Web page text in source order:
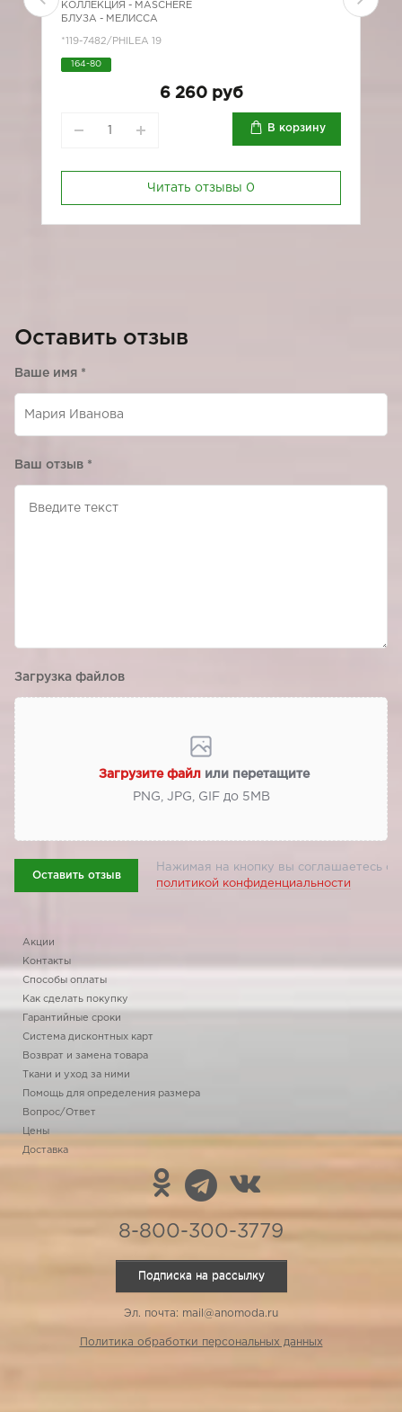
КОЛЛЕКЦИЯ - MASCHERE
БЛУЗА - МЕЛИССА
*119-7482/PHILEA 19
164-80
6 260 руб
В корзину
Читать отзывы 0
Оставить отзыв
Ваше имя *
Ваш отзыв *
Загрузка файлов
Загрузите файл или перетащите
PNG, JPG, GIF до 5МВ
Оставить отзыв
Нажимая на кнопку вы соглашаетесь с
политикой конфиденциальности
Акции
Контакты
Способы оплаты
Как сделать покупку
Гарантийные сроки
Система дисконтных карт
Возврат и замена товара
Ткани и уход за ними
Помощь для определения размера
Вопрос/Ответ
Цены
Доставка
8-800-300-3779
Подписка на рассылку
Эл. почта: mail@anomoda.ru
Политика обработки персональных данных